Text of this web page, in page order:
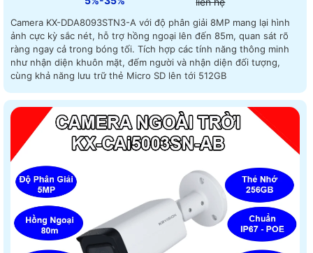
Camera KX-DDA8093STN3-A với độ phân giải 8MP mang lại hình
ảnh cực kỳ sắc nét, hỗ trợ hồng ngoại lên đến 85m, quan sát rõ
ràng ngay cả trong bóng tối. Tích hợp các tính năng thông minh
như nhận diện khuôn mặt, đếm người và nhận diện đối tượng,
cùng khả năng lưu trữ thẻ Micro SD lên tới 512GB